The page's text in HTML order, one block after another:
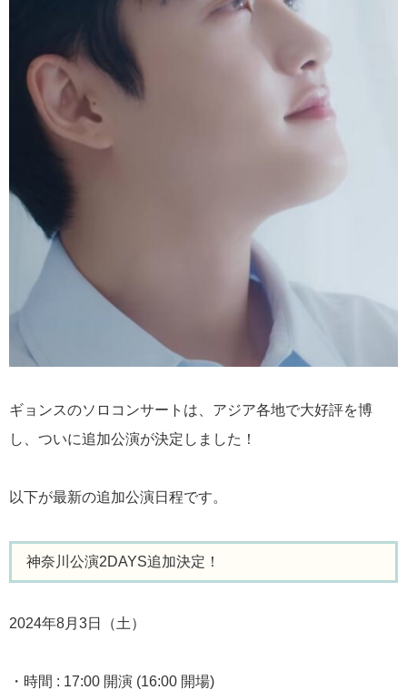
ギョンスのソロコンサートは、アジア各地で大好評を博
し、ついに追加公演が決定しました！
以下が最新の追加公演日程です。
神奈川公演2DAYS追加決定！
2024年8月3日（土）
・時間 : 17:00 開演 (16:00 開場)